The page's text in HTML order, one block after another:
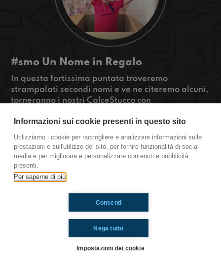
#smo Un Nome in Regalo
In questa fortissima puntata troveremo
strampalati secondi nomi e ve ne citeremo alcuni,
torneranno i nostri CalceStucco con
troppo divertenti con Avvo e Nina sui propri
regali desiderati. Episodio DA NON PERDERE!
#OkkinSu
Sanremo
Ti è piaciuto? Condividilo!
Informazioni sui cookie presenti in questo sito
Utilizziamo i cookie per raccogliere e analizzare informazioni sulle
prestazioni e sull'utilizzo del sito, per fornire funzionalità di social
media e per migliorare e personalizzare contenuti e pubblicità
presenti.
Per saperne di più
Nega tutto
Consenti
Impostazioni dei cookie